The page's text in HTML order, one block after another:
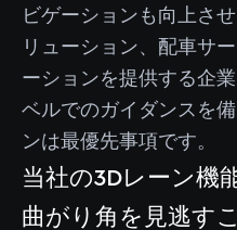
ビゲーションも向上さ
リューション、配車サ
ーションを提供する企
ベルでのガイダンスを
ンは最優先事項です。
当社の3Dレーン機
曲がり角を見逃す